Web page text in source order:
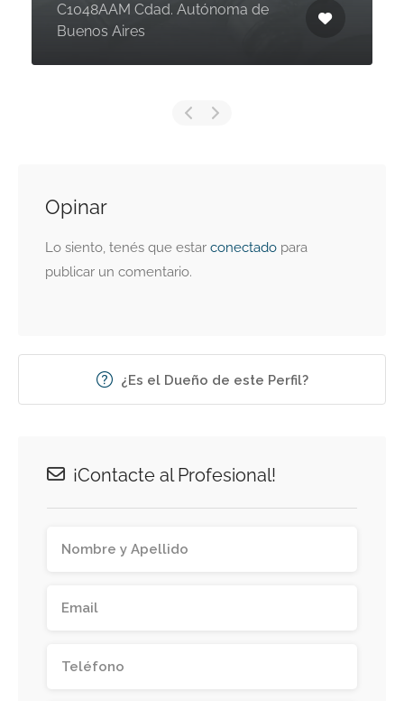
C1048AAM Cdad. Autónoma de
Buenos Aires
Opinar
Lo siento, tenés que estar conectado para
publicar un comentario.
¿Es el Dueño de este Perfil?
¡Contacte al Profesional!